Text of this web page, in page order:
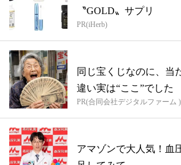
〝GOLD〟サプリ
PR(iHerb)
同じ宝くじなのに、当
違い実は“ここ”でした
PR(合同会社デジタルファーム )
アマゾンで大人気！血